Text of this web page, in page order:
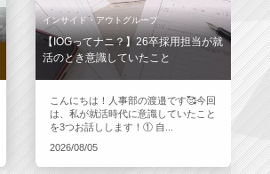
インサイド・アウトグループ
【IOGってナニ？】26卒採用担当が就
活のとき意識していたこと
こんにちは！人事部の渡邉です🥰今回
は、私が就活時代に意識していたこと
を3つお話しします！① 自...
2026/08/05